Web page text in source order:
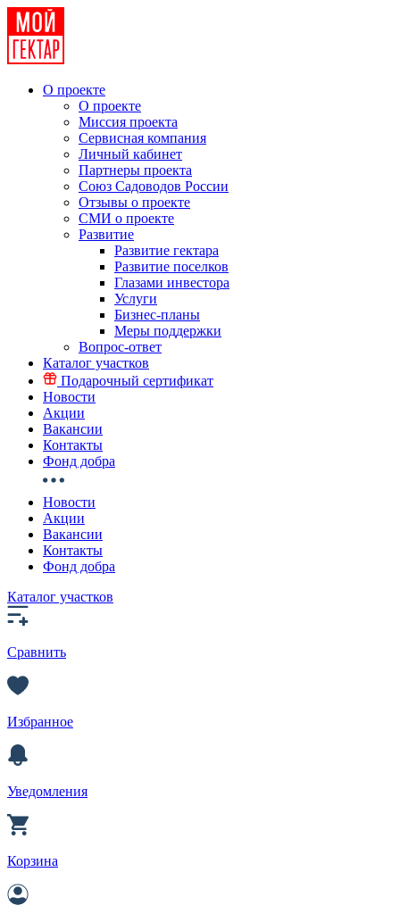
О проекте
О проекте
Миссия проекта
Сервисная компания
Личный кабинет
Партнеры проекта
Союз Садоводов России
Отзывы о проекте
СМИ о проекте
Развитие
Развитие гектара
Развитие поселков
Глазами инвестора
Услуги
Бизнес-планы
Меры поддержки
Вопрос-ответ
Каталог участков
Подарочный сертификат
Новости
Акции
Вакансии
Контакты
Фонд добра
Новости
Акции
Вакансии
Контакты
Фонд добра
Каталог участков
Сравнить
Избранное
Уведомления
Корзина